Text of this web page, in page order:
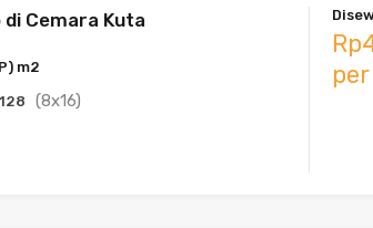
di Cemara Kuta
m2
128 (8x16)